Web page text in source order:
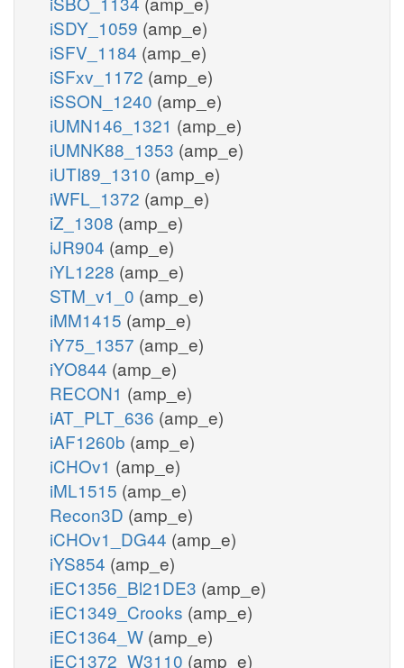
iSDY_1059 (amp_e)
iSFV_1184 (amp_e)
iSFxv_1172 (amp_e)
iSSON_1240 (amp_e)
iUMN146_1321 (amp_e)
iUMNK88_1353 (amp_e)
iUTI89_1310 (amp_e)
iWFL_1372 (amp_e)
iZ_1308 (amp_e)
iJR904 (amp_e)
iYL1228 (amp_e)
STM_v1_0 (amp_e)
iMM1415 (amp_e)
iY75_1357 (amp_e)
iYO844 (amp_e)
RECON1 (amp_e)
iAT_PLT_636 (amp_e)
iAF1260b (amp_e)
iCHOv1 (amp_e)
iML1515 (amp_e)
Recon3D (amp_e)
iCHOv1_DG44 (amp_e)
iYS854 (amp_e)
iEC1356_Bl21DE3 (amp_e)
iEC1349_Crooks (amp_e)
iEC1364_W (amp_e)
iEC1372_W3110 (amp_e)